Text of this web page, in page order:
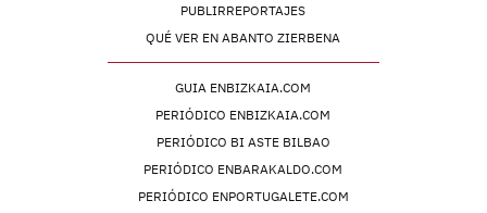
PUBLIRREPORTAJES
QUÉ VER EN ABANTO ZIERBENA
GUIA ENBIZKAIA.COM
PERIÓDICO ENBIZKAIA.COM
PERIÓDICO BI ASTE BILBAO
PERIÓDICO ENBARAKALDO.COM
PERIÓDICO ENPORTUGALETE.COM